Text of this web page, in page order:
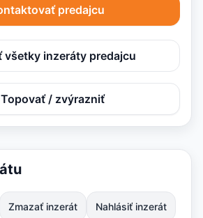
predajcu
všetky inzeráty predajcu
Topovať / zvýrazniť
Zmazať inzerát Nahlásiť inzerát